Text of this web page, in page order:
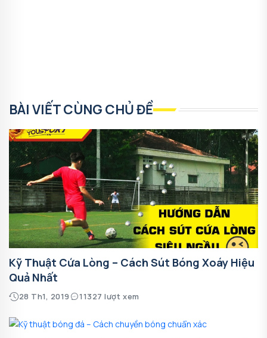
BÀI VIẾT CÙNG CHỦ ĐỀ
Kỹ Thuật Cứa Lòng – Cách Sút Bóng Xoáy Hiệu
Quả Nhất
28 Th1, 2019 11327 lượt xem